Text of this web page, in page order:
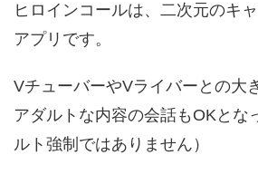
ヒロインコールは、二次元のキ
アプリです。
VチューバーやVライバーとの大
アダルトな内容の会話もOKとな
ルト強制ではありません）